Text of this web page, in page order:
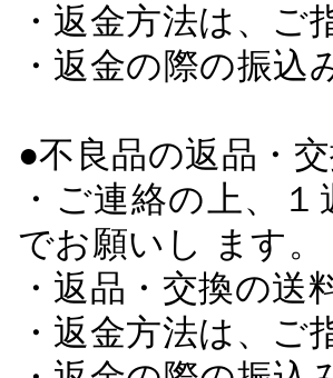
・返金方法は、
・返金の際の振
●不良品の返品・
・ご連絡の上、
でお願いし ます。
・返品・交換の送
・返金方法は、